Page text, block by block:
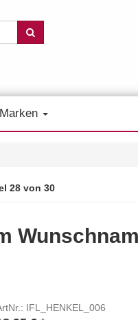
Marken
28 von 30
IFL_HENKEL_006